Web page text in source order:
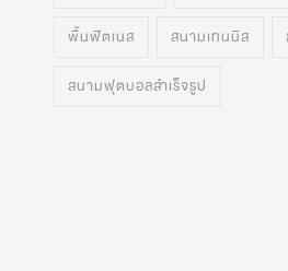
พื้นฟิตเนส สนามเทนนิส
สนามฟุตบอลสำเร็จรูป